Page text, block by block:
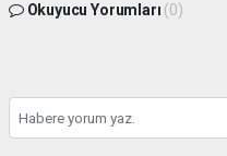
Okuyucu Yorumları (0)